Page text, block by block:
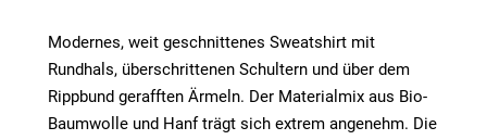
Modernes, weit geschnittenes Sweatshirt mit
Rundhals, überschrittenen Schultern und über dem
Rippbund gerafften Ärmeln. Der Materialmix aus Bio-
Baumwolle und Hanf trägt sich extrem angenehm. Die